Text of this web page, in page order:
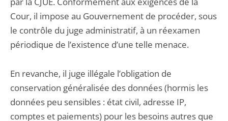
Cour, il impose au Gouvernement de procéder, sous
le contrôle du juge administratif, à un réexamen
périodique de l’existence d’une telle menace.
En revanche, il juge illégale l’obligation de
conservation généralisée des données (hormis les
données peu sensibles : état civil, adresse IP,
comptes et paiements) pour les besoins autres que